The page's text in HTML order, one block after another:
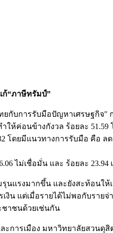
ก้“ภาษีทรัมป์”
บการรับมือปัญหาเศรษฐกิจ"
ค่อนข้างกังวล ร้อยละ 51.59
โดยมีแนวทางการรับมือ คือ ล
ไม่เชื่อมั่น และ ร้อยละ 23.94
แรงมากขึ้น และยังสะท้อนให้
น แต่เมื่อรายได้ไม่พอกับราย
ชาชนด้วยเช่นกัน
ารเมือง มหาวิทยาลัยสวนดุสิ